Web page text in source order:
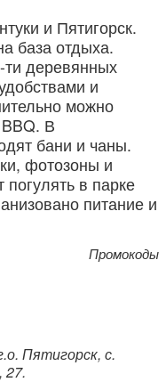
и Пятигорск.
база отдыха.
деревянных
и
можно
В
бани и чаны.
фотозоны и
погулять в парке
питание и
Промокоды
Пятигорск, с.
27.